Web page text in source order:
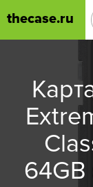
thecase.ru
64GB